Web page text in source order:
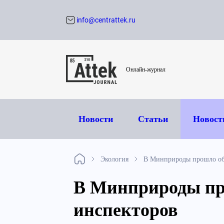
info@centrattek.ru
Онлайн-журнал
Новости Статьи
Экология В Минприроды прошло
В Минприроды
инспекторов